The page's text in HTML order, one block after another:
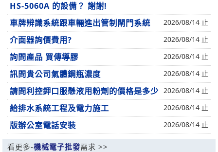
HS-5060A 的設備？ 謝謝!
車牌辨識系統跟車輛進出管制閘門系統 2026/08/14 止
介面器詢價費用? 2026/08/14 止
詢問產品 買傳導膠 2026/08/14 止
訊問貴公司氣體鋼瓶濃度 2026/08/14 止
請問利控鉀口服懸液用粉劑的價格是多少 2026/08/14 止
給排水系統工程及電力施工 2026/08/14 止
版辦公室電話安裝 2026/08/14 止
看更多-機械電子批發需求 >>